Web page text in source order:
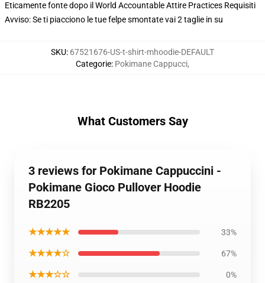
Eticamente fonte dopo il World Accountable Attire Practices Requisiti
Avviso: Se ti piacciono le tue felpe smontate vai 2 taglie in su
SKU: 67521676-US-t-shirt-mhoodie-DEFAULT
Categorie: Pokimane Cappucci,
What Customers Say
3 reviews for Pokimane Cappuccini -
Pokimane Gioco Pullover Hoodie
RB2205
★★★★★ 33%
★★★★☆ 67%
★★★☆☆ 0%